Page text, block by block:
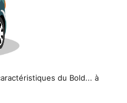
du Bold... à